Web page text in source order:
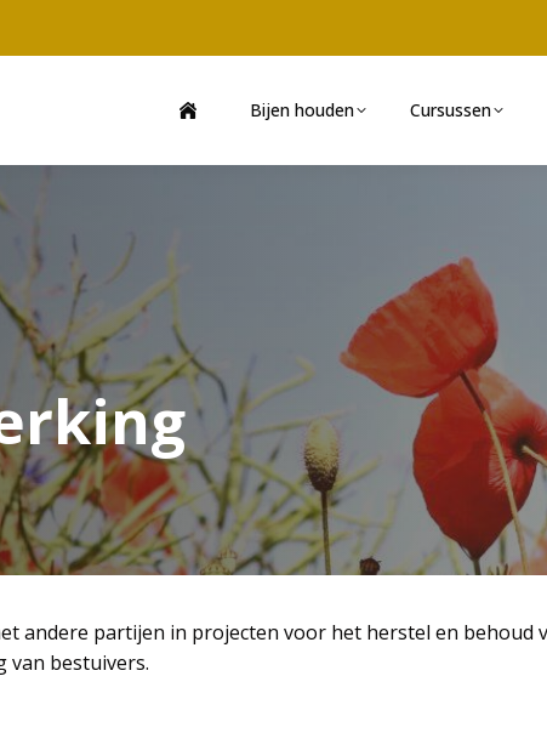
Bijen houden Cursussen
andere partijen in projecten voor het herstel en behoud
van bestuivers.